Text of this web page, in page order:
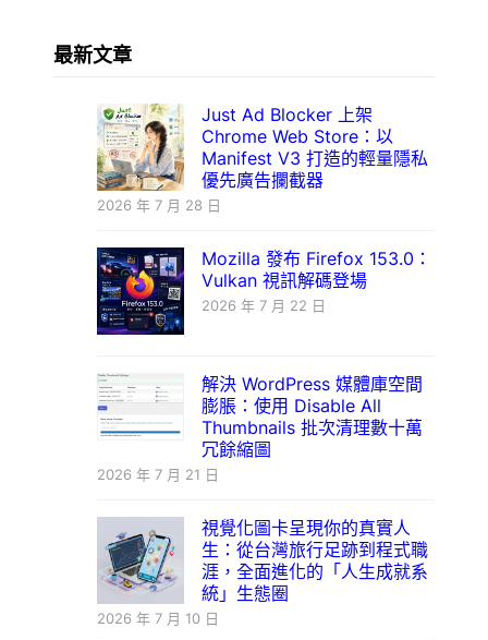
最新文章
Just Ad Blocker 上架
Chrome Web Store：以
Manifest V3 打造的輕量隱私
優先廣告攔截器
2026 年 7 月 28 日
Mozilla 發布 Firefox 153.0：
Vulkan 視訊解碼登場
2026 年 7 月 22 日
解決 WordPress 媒體庫空間
膨脹：使用 Disable All
Thumbnails 批次清理數十萬
冗餘縮圖
2026 年 7 月 21 日
視覺化圖卡呈現你的真實人
生：從台灣旅行足跡到程式職
涯，全面進化的「人生成就系
統」生態圈
2026 年 7 月 10 日